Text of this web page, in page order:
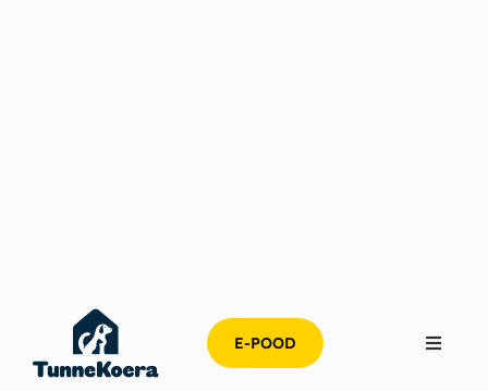
E-POOD